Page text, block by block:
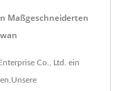
Maßgeschneiderten
Co., Ltd. ein